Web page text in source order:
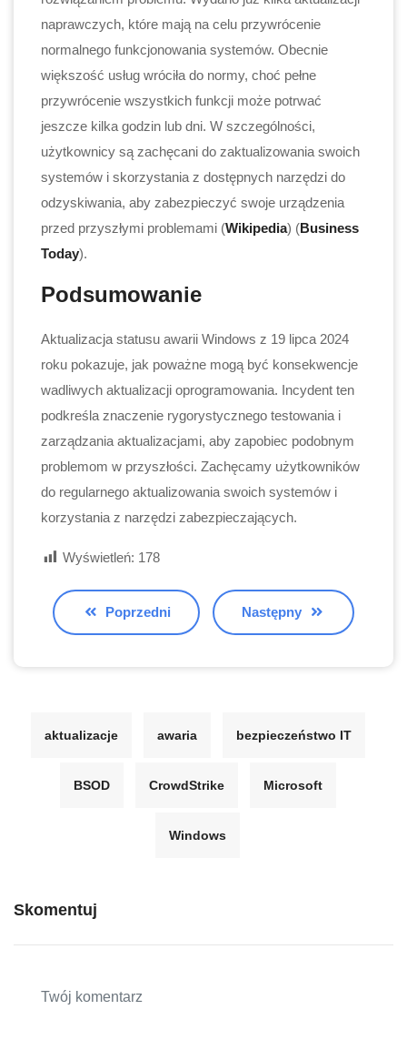
naprawczych, które mają na celu przywrócenie
normalnego funkcjonowania systemów. Obecnie
większość usług wróciła do normy, choć pełne
przywrócenie wszystkich funkcji może potrwać
jeszcze kilka godzin lub dni. W szczególności,
użytkownicy są zachęcani do zaktualizowania swoich
systemów i skorzystania z dostępnych narzędzi do
odzyskiwania, aby zabezpieczyć swoje urządzenia
przed przyszłymi problemami​ (Wikipedia)​​ (Business
Today)​.
Podsumowanie
Aktualizacja statusu awarii Windows z 19 lipca 2024
roku pokazuje, jak poważne mogą być konsekwencje
wadliwych aktualizacji oprogramowania. Incydent ten
podkreśla znaczenie rygorystycznego testowania i
zarządzania aktualizacjami, aby zapobiec podobnym
problemom w przyszłości. Zachęcamy użytkowników
do regularnego aktualizowania swoich systemów i
korzystania z narzędzi zabezpieczających.
Wyświetleń: 178
Poprzedni Następny
aktualizacje awaria bezpieczeństwo IT
BSOD CrowdStrike Microsoft
Windows
Skomentuj